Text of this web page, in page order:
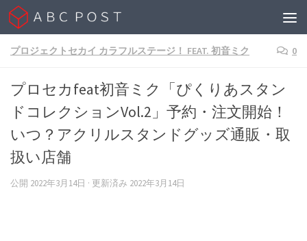
Skip to content
プロジェクトセカイ カラフルステージ！ FEAT. 初音ミク 0
プロセカfeat初音ミク「ぴくりあスタン
ドコレクションVol.2」予約・注文開始！
いつ？アクリルスタンドグッズ通販・取
扱い店舗
公開 2022年3月14日 · 更新済み 2022年3月14日